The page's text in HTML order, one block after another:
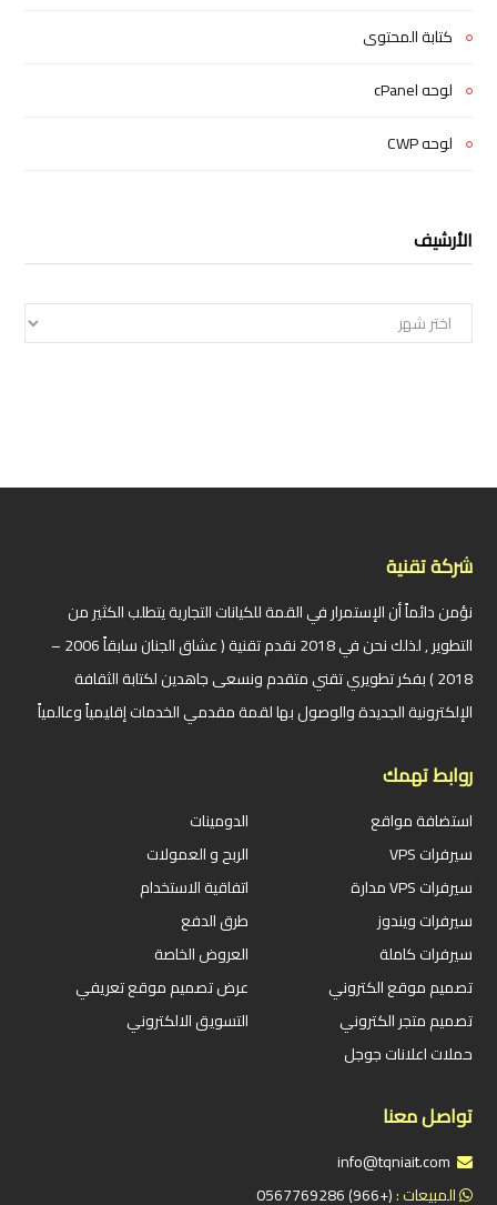
كتابة المحتوى
لوحه cPanel
لوحه CWP
الأرشيف
الأرشيف
شركة تقنية
نؤمن دائماً أن الإستمرار في القمة للكيانات التجارية يتطلب الكثير من
التطوير , لذلك نحن في 2018 نقدم تقنية ( عشاق الجنان سابقاً 2006 –
2018 ) بفكر تطويري تقني متقدم ونسعى جاهدين لكتابة الثقافة
الإلكترونية الجديدة والوصول بها لقمة مقدمي الخدمات إقليمياً وعالمياً
روابط تهمك
استضافة مواقع
سيرفرات VPS
سيرفرات VPS مدارة
سيرفرات ويندوز
سيرفرات كاملة
تصميم موقع الكتروني
تصميم متجر الكتروني
حملات اعلانات جوجل
الدومينات
الربح و العمولات
اتفاقية الاستخدام
طرق الدفع
العروض الخاصة
عرض تصميم موقع تعريفي
التسويق الالكتروني
تواصل معنا
المبيعات :(+966) 0567769286